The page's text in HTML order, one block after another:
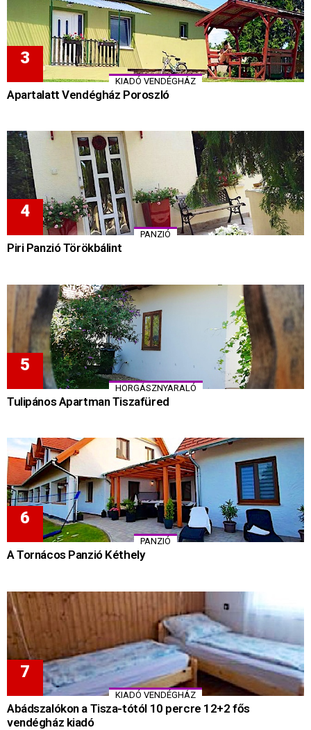
KIADÓ VENDÉGHÁZ
Apartalatt Vendégház Poroszló
PANZIÓ
Piri Panzió Törökbálint
HORGÁSZNYARALÓ
Tulipános Apartman Tiszafüred
PANZIÓ
A Tornácos Panzió Kéthely
KIADÓ VENDÉGHÁZ
Abádszalókon a Tisza-tótól 10 percre 12+2 fős
vendégház kiadó